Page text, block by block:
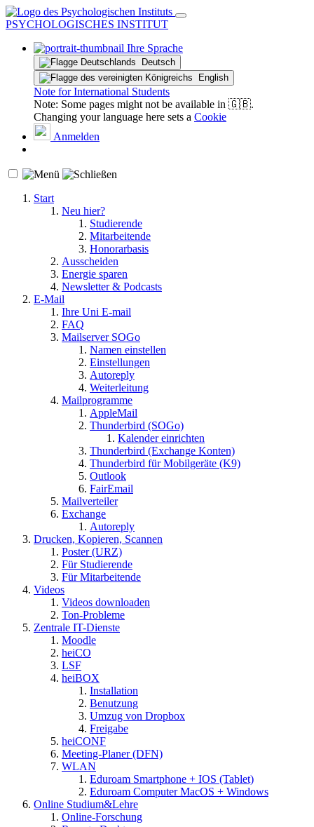
PSYCHOLOGISCHES INSTITUT
Ihre Sprache
Deutsch
English
Note for International Students
Note: Some pages might not be available in 🇬🇧.
Changing your language here sets a Cookie
Anmelden
Start
Neu hier?
Studierende
Mitarbeitende
Honorarbasis
Ausscheiden
Energie sparen
Newsletter & Podcasts
E-Mail
Ihre Uni E-mail
FAQ
Mailserver SOGo
Namen einstellen
Einstellungen
Autoreply
Weiterleitung
Mailprogramme
AppleMail
Thunderbird (SOGo)
Kalender einrichten
Thunderbird (Exchange Konten)
Thunderbird für Mobilgeräte (K9)
Outlook
FairEmail
Mailverteiler
Exchange
Autoreply
Drucken, Kopieren, Scannen
Poster (URZ)
Für Studierende
Für Mitarbeitende
Videos
Videos downloaden
Ton-Probleme
Zentrale IT-Dienste
Moodle
heiCO
LSF
heiBOX
Installation
Benutzung
Umzug von Dropbox
Freigabe
heiCONF
Meeting-Planer (DFN)
WLAN
Eduroam Smartphone + IOS (Tablet)
Eduroam Computer MacOS + Windows
Online Studium&Lehre
Online-Forschung